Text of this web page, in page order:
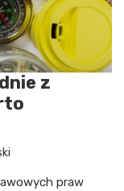
z
praw